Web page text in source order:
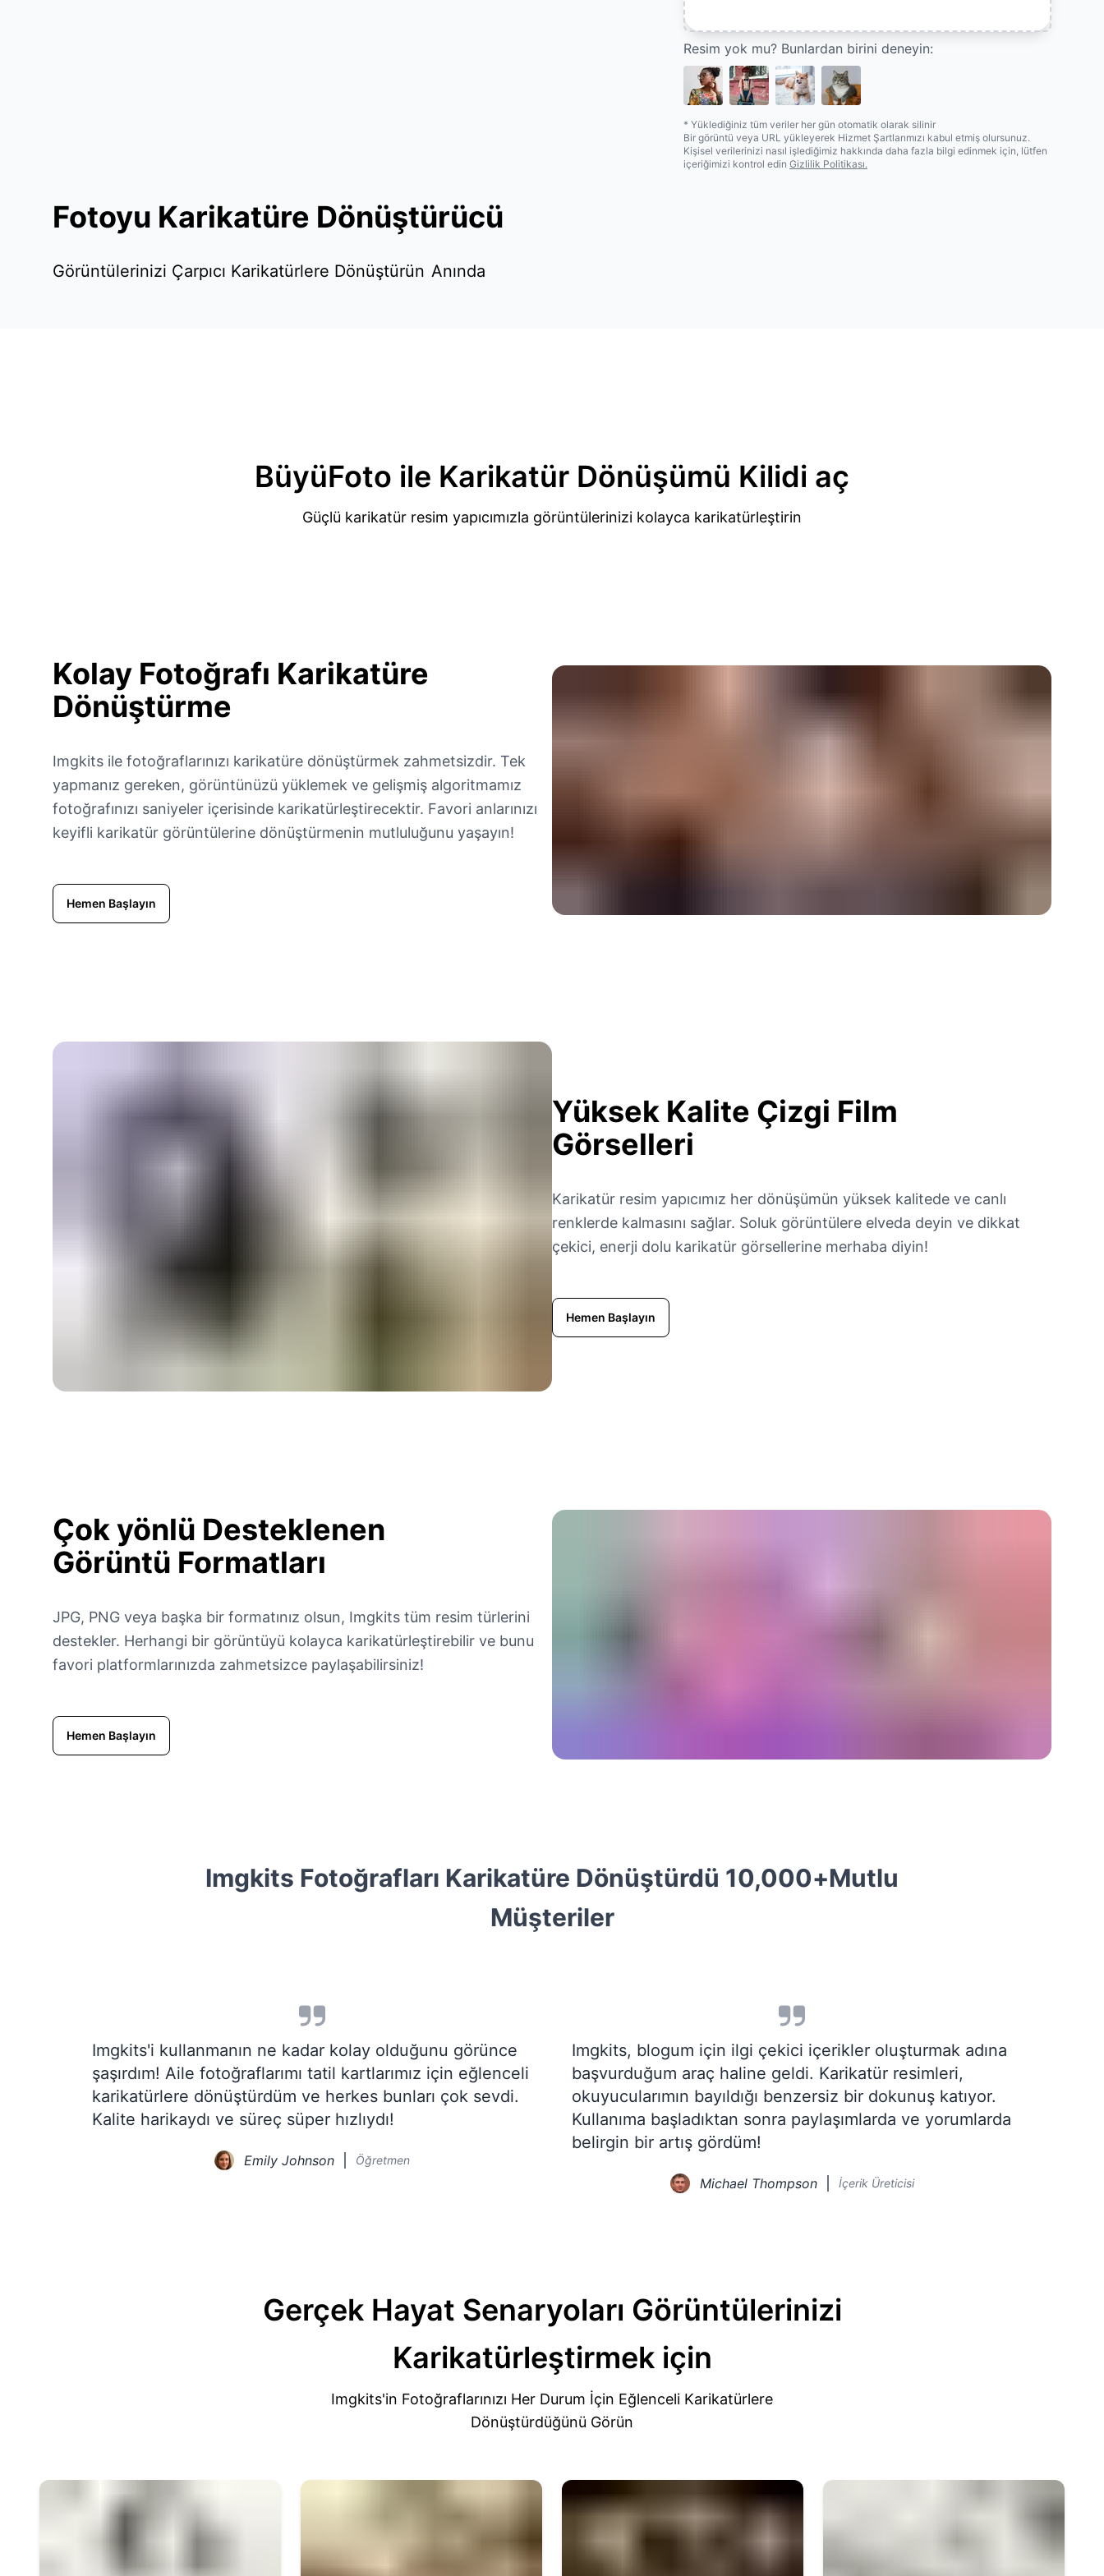
Fotoyu Karikatüre Dönüştürücü
Görüntülerinizi Çarpıcı Karikatürlere Dönüştürün Anında
Resim yok mu? Bunlardan birini deneyin:
* Yüklediğiniz tüm veriler her gün otomatik olarak silinir
Bir görüntü veya URL yükleyerek Hizmet Şartlarımızı kabul etmiş olursunuz.
Kişisel verilerinizi nasıl işlediğimiz hakkında daha fazla bilgi edinmek için, lütfen
içeriğimizi kontrol edin Gizlilik Politikası.
BüyüFoto ile Karikatür Dönüşümü Kilidi aç
Güçlü karikatür resim yapıcımızla görüntülerinizi kolayca karikatürleştirin
Kolay Fotoğrafı Karikatüre
Dönüştürme
Imgkits ile fotoğraflarınızı karikatüre dönüştürmek zahmetsizdir. Tek
yapmanız gereken, görüntünüzü yüklemek ve gelişmiş algoritmamız
fotoğrafınızı saniyeler içerisinde karikatürleştirecektir. Favori anlarınızı
keyifli karikatür görüntülerine dönüştürmenin mutluluğunu yaşayın!
Hemen Başlayın
Yüksek Kalite Çizgi Film
Görselleri
Karikatür resim yapıcımız her dönüşümün yüksek kalitede ve canlı
renklerde kalmasını sağlar. Soluk görüntülere elveda deyin ve dikkat
çekici, enerji dolu karikatür görsellerine merhaba diyin!
Hemen Başlayın
Çok yönlü Desteklenen
Görüntü Formatları
JPG, PNG veya başka bir formatınız olsun, Imgkits tüm resim türlerini
destekler. Herhangi bir görüntüyü kolayca karikatürleştirebilir ve bunu
favori platformlarınızda zahmetsizce paylaşabilirsiniz!
Hemen Başlayın
Imgkits Fotoğrafları Karikatüre Dönüştürdü 10,000+Mutlu
Müşteriler
Imgkits'i kullanmanın ne kadar kolay olduğunu görünce
şaşırdım! Aile fotoğraflarımı tatil kartlarımız için eğlenceli
karikatürlere dönüştürdüm ve herkes bunları çok sevdi.
Kalite harikaydı ve süreç süper hızlıydı!
Emily Johnson Öğretmen
Imgkits, blogum için ilgi çekici içerikler oluşturmak adına
başvurduğum araç haline geldi. Karikatür resimleri,
okuyucularımın bayıldığı benzersiz bir dokunuş katıyor.
Kullanıma başladıktan sonra paylaşımlarda ve yorumlarda
belirgin bir artış gördüm!
Michael Thompson İçerik Üreticisi
Gerçek Hayat Senaryoları Görüntülerinizi
Karikatürleştirmek için
Imgkits'in Fotoğraflarınızı Her Durum İçin Eğlenceli Karikatürlere
Dönüştürdüğünü Görün